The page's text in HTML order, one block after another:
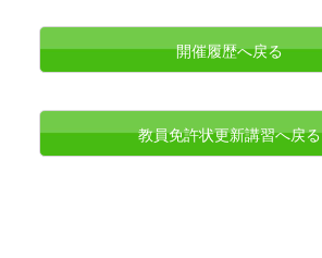
開催履歴へ戻る
教員免許状更新講習へ戻る